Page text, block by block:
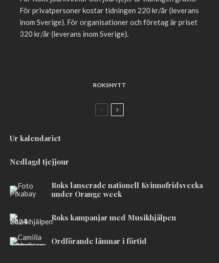
För privatpersoner kostar tidningen 220 kr/år (leverans
inom Sverige). För organisationer och företag är priset
320 kr/år (leverans inom Sverige).
ROKSNYTT
Ur kalendariet
Nedlagd tjejjour
Roks lanserade nationell Kvinnofridsvecka
under Orange week
Roks kampanjar med Musikhjälpen
Ordförande lämnar i förtid